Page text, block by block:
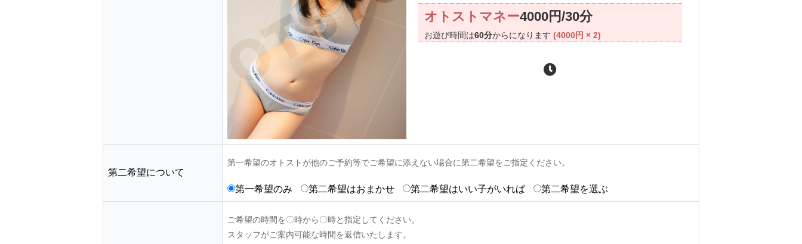
オトストマネー4000円/30分
お遊び時間は60分からになります (4000円 × 2)
第二希望について
第一希望のオトストが他のご予約等でご希望に添えない場合に第二希望をご指定ください。
第一希望のみ 第二希望はおまかせ 第二希望はいい子がいれば 第二希望を選ぶ
ご希望の時間を〇時から〇時と指定してください。
スタッフがご案内可能な時間を返信いたします。